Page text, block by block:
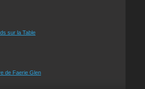
sur la Table
de Faerie Glen